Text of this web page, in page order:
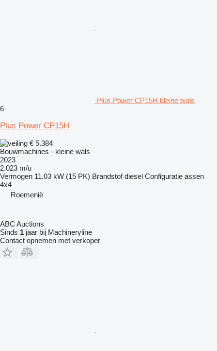
Plus Power CP15H kleine wals
6
Plus Power CP15H
€ 5.384
Bouwmachines - kleine wals
2023
2.023 m/u
Vermogen 11.03 kW (15 PK) Brandstof diesel Configuratie assen
4x4
Roemenië
ABC Auctions
Sinds 1 jaar bij Machineryline
Contact opnemen met verkoper